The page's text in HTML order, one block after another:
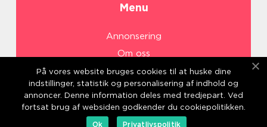
Menu
Annonsering
Om oss
Cookies
Kontakta oss
Sitemap
På vores website bruges cookies til at huske dine
indstillinger, statistik og personalisering af indhold og
annoncer. Denne information deles med tredjepart. Ved
fortsat brug af websiden godkender du cookiepolitikken.
Ok
Privatlivspolitik